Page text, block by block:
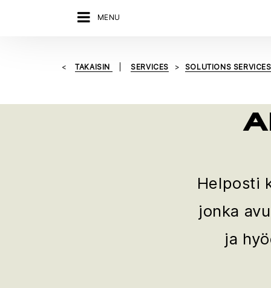
MENU
TAKAISIN SERVICES SOLUTIONS SERVICES
Helposti
jonka
ja